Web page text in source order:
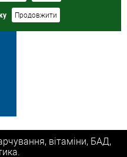
вітаміни, БАД,